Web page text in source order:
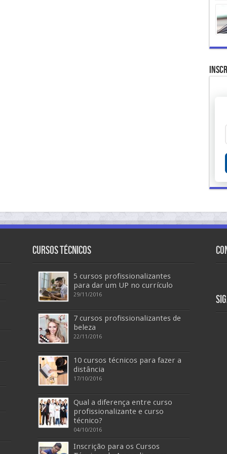
Cursos Técnicos
5 cursos profissionalizantes
para dar um UP no currículo
29/11/2016
7 cursos profissionalizantes de
beleza
22/11/2016
10 cursos técnicos para fazer a
distância
17/10/2016
Qual a diferença entre curso
profissionalizante e curso
técnico?
04/10/2016
Inscrição para os Cursos